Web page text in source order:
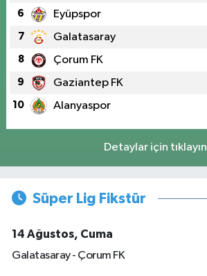
6 Eyüpspor
7 Galatasaray
8 Çorum FK
9 Gaziantep FK
10 Alanyaspor
Detaylar için tıklayın
Süper Lig Fikstür
14 Ağustos, Cuma
Galatasaray - Çorum FK